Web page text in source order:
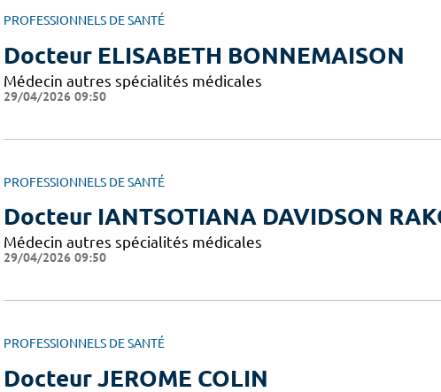
PROFESSIONNELS DE SANTÉ
Docteur ELISABETH BONNEMAISON
Médecin autres spécialités médicales
29/04/2026 09:50
PROFESSIONNELS DE SANTÉ
Docteur IANTSOTIANA DAVIDSON
Médecin autres spécialités médicales
29/04/2026 09:50
PROFESSIONNELS DE SANTÉ
Docteur JEROME COLIN